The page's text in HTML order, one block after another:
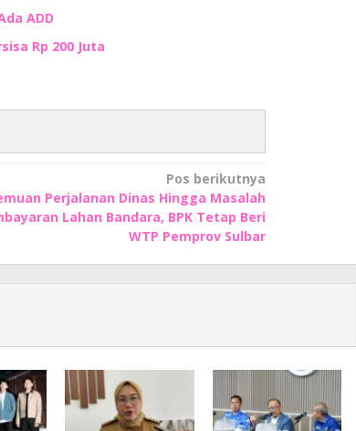
ADD
Rp 200 Juta
Pos berikutnya
Perjalanan Dinas Hingga Masalah
Lahan Bandara, BPK Tetap Beri
WTP Pemprov Sulbar